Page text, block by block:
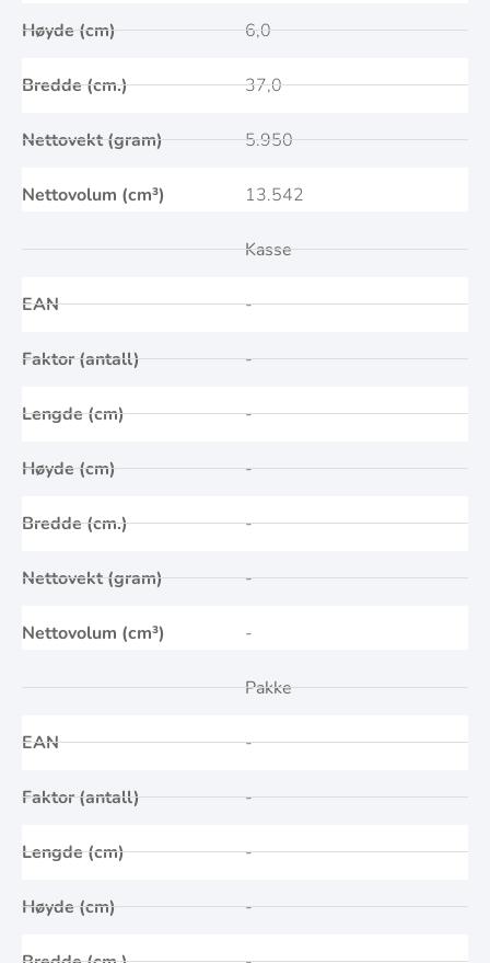
Høyde (cm)
Bredde (cm.)
Nettovekt (gram)
Nettovolum (cm³)
6,0
37,0
5.950
13.542
EAN
Faktor (antall)
Lengde (cm)
Høyde (cm)
Bredde (cm.)
Nettovekt (gram)
Nettovolum (cm³)
Kasse
-
-
-
-
-
-
-
EAN
Faktor (antall)
Lengde (cm)
Høyde (cm)
Pakke
-
-
-
-